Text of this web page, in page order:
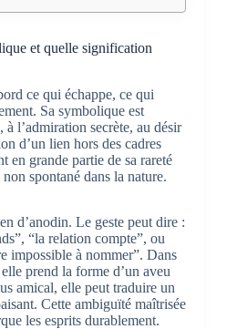
et quelle signification
ce qui échappe, ce qui
Sa symbolique est
l’admiration secrète, au désir
d’un lien hors des cadres
en grande partie de sa rareté
spontané dans la nature.
d’anodin. Le geste peut dire :
“la relation compte”, ou
impossible à nommer”. Dans
prend la forme d’un aveu
amical, elle peut traduire un
Cette ambiguïté maîtrisée
les esprits durablement.